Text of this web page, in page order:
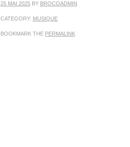
25 MAI 2025BY BROCOADMIN
CATEGORY: MUSIQUE
BOOKMARK THE PERMALINK